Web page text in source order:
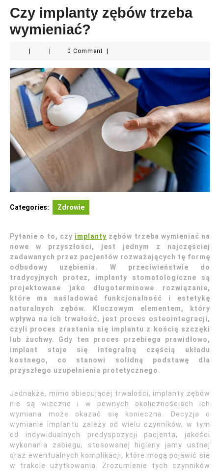
Czy implanty zębów trzeba
wymieniać?
0 Comment
Categories: Zdrowie
Pytanie o to, czy implanty zębów trzeba wymieniać na
nowe w przyszłości, jest jednym z najczęściej
zadawanych przez pacjentów rozważających tę formę
odbudowy uzębienia. W przeciwieństwie do
tradycyjnych protez, implanty stomatologiczne są
projektowane jako długoterminowe rozwiązanie,
które ma naśladować funkcjonalność i estetykę
naturalnych zębów. Kluczowym elementem, który
wpływa na ich trwałość, jest proces osteointegracji,
czyli proces zrastania się implantu z kością szczęki
lub żuchwy. Gdy ten proces przebiega prawidłowo,
implant staje się integralną częścią układu
kostnego, co stanowi solidną podstawę dla
przyszłego uzupełnienia protetycznego.
Jednakże, mimo obiecującej trwałości, implanty zębów
nie są wieczne i w pewnych okolicznościach ich
wymiana może okazać się konieczna. Decyzja o
wymianie implantu zależy od wielu czynników, w tym
od indywidualnych predyspozycji pacjenta, jakości
wykonania zabiegu, stosowanej higieny jamy ustnej
oraz ewentualnych komplikacji, które mogą pojawić się
w trakcie użytkowania. Zrozumienie tych czynników